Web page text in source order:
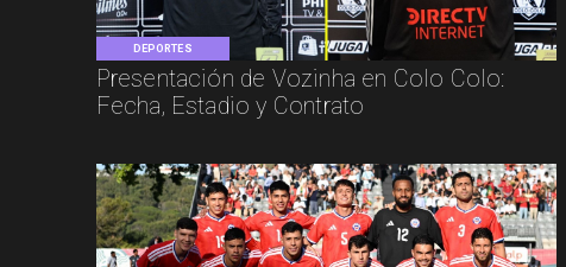
DEPORTES
Presentación de Vozinha en Colo Colo:
Fecha, Estadio y Contrato